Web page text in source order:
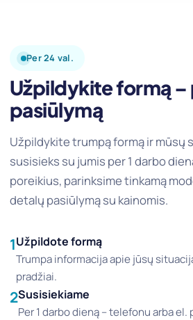
Per 24 val.
Užpildykite formą –
pasiūlymą
Užpildykite trumpą formą ir mūsų
susisieks su jumis per 1 darbo
poreikius, parinksime tinkamą
detalų pasiūlymą su kainomis.
1Užpildote formą
Trumpa informacija apie jūsų
pradžiai.
2Susisiekiame
Per 1 darbo dieną – telefonu arba